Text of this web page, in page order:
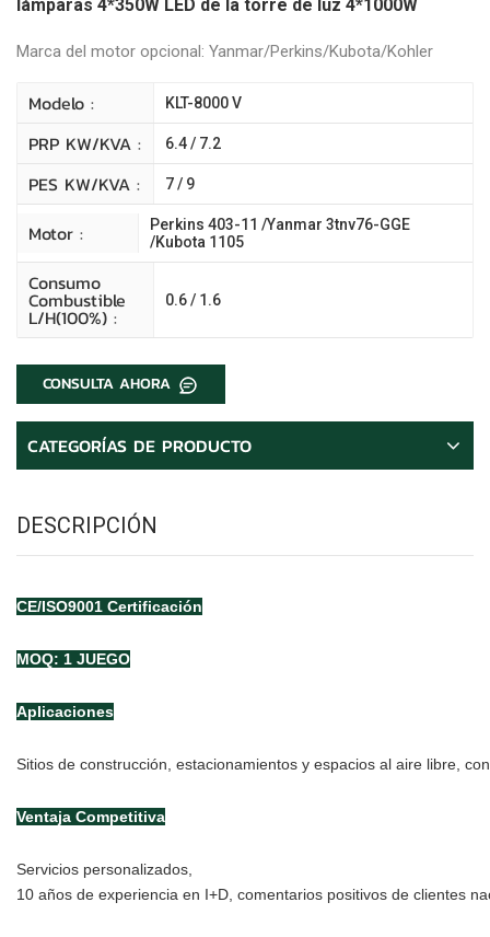
lámparas 4*350W LED de la torre de luz 4*1000W
Marca del motor opcional: Yanmar/Perkins/Kubota/Kohler
Modelo : KLT-8000 V
PRP KW/kVA : 6.4 / 7.2
PES KW/kVA : 7 / 9
Motor :
Perkins 403-11 /Yanmar 3tnv76-GGE
/Kubota 1105
Consumo
Combustible
L/H(100%) :
0.6 / 1.6
CONSULTA AHORA
CATEGORÍAS DE PRODUCTO
DESCRIPCIÓN
CE/ISO9001 Certificación
MOQ: 1 JUEGO
Aplicaciones
Sitios de construcción, estacionamientos y espacios al aire libre,
Ventaja Competitiva
Servicios personalizados,
10 años de experiencia en I+D, comentarios positivos de clientes